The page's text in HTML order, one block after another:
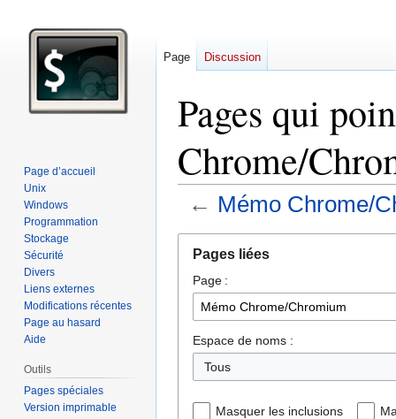
Pages qui
Chrome/
← Mémo Chrome/
navigation
recherche
Pages liées
Page :
Espace de noms :
Tous
Masquer les inclusions
Page Discussion
Page d’accueil
Unix
Windows
Programmation
Stockage
Sécurité
Divers
Liens externes
Modifications récentes
Page au hasard
Aide
Outils
Pages spéciales
Version imprimable